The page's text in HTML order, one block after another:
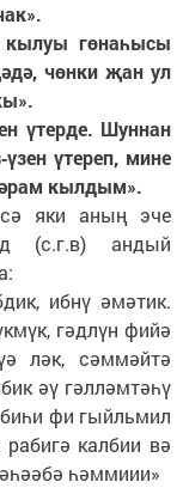
кылуы гөнаһысы
чөнки җан ул
үтерде. Шуннан
үтереп, мине
кылдым».
яки аның эче
(с.г.в) андый
ибнү әмәтик.
гәдлүн фийә
ләк, сәммәйтә
әү гәлләмтәһү
фи гыйльмил
калбии вә
һәммиии»